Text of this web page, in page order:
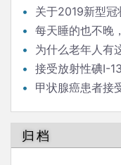
关于2019新型冠
每天睡的也不晚
为什么老年人有
接受放射性碘I-
版）甲状腺癌患者接
归档